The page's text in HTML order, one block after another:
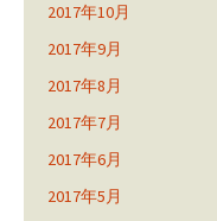
2017年10月
2017年9月
2017年8月
2017年7月
2017年6月
2017年5月